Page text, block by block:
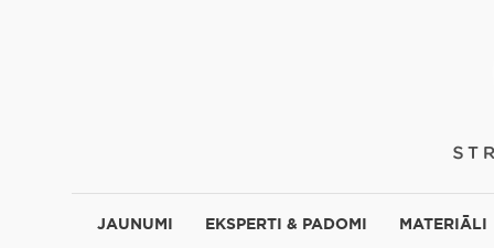
JAUNUMI EKSPERTI & PADOMI MATERIĀLI